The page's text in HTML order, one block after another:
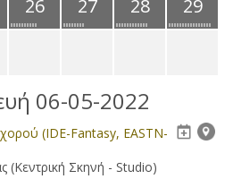
26 27 28
29
06-05-2022
(IDE-Fantasy, EASTN-
(Κεντρική Σκηνή - Studio)